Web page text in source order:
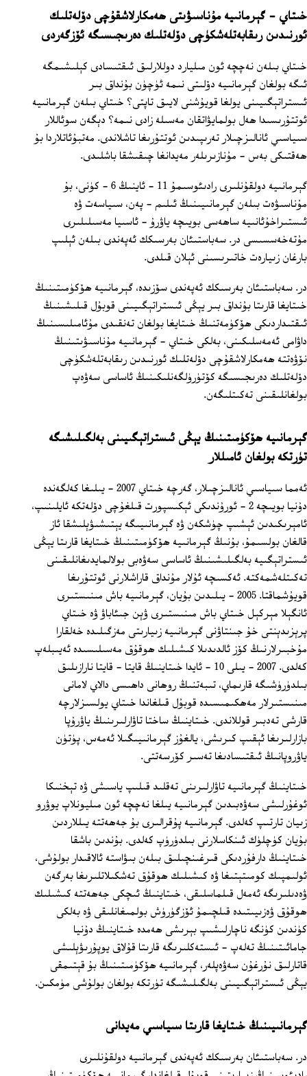
خىتاي - گېرمانىيە مۇناسىۋىتى ھەمكارلاشقۇچى دۆلەتلىك
ئورنىدىن رىقابەتلەشكۈچى دۆلەتلىك دەرىجىسىگە ئۆزگەردى
خىتاي بىلەن نەچچە ئون مىليارد دوللارلىق ئىقتىسادى كېلىشىمگە
ئىگە بولغان گېرمانىيە دۆلىتى نىمە ئۈچۈن بۇنداق بىر
ئىستراتېگىيىنى يولغا قويۇشنى لايىق تاپتى؟ خىتاي بىلەن گېرمانىيە
ئوتتۇرىسىدا ھەل بولمايۋاتقان مەسىلە زادى نىمە؟ دېگەن سوئاللار
سىياسىي ئانالىزچىلار تەرىپىدىن ئوتتۇرىغا تاشلاندى. مەتبۇئاتلاردا بۇ
ھەقتىكى بەس - مۇنازىرىلەر مەيدانغا چىقىشقا باشلىدى.
گېرمانىيە دولقۇنلىرى رادىئوسىمۇ 11 - ئاينىڭ 6 - كۈنى، بۇ
مۇناسىۋەت بىلەن گېرمانىيىنىڭ ئىلىم - پەن، سىياسەت ۋە
ئىستىراخۇئانىيە ساھەسى بويىچە ياۋرۇ - ئاسىيا مەسىلىلىرى
مۇتەخەسسىسى در. سەباستىئان بەرسىكك ئەپەندى بىلەن ئېلىپ
بارغان زىيارەت خاتىرىسىنى ئېلان قىلدى.
در. سەباستىئان بەرسىكك ئەپەندى سۆزىدە، گېرمانىيە ھۆكۈمىتىنىڭ
خىتايغا قارىتا بۇنداق بىر يېڭى ئىستراتېگىيىنى قوبۇل قىلىشىنىڭ
ئىقتىداردىكى ھۆكۈمەتنىڭ خىتايغا بولغان تەنقىدى مۇئامىلىسىنىڭ
داۋامى ئەمەسلىكىنى، بەلكى خىتاي - گېرمانىيە مۇناسىۋىتىنىڭ
نۆۋەتتە ھەمكارلاشقۇچى دۆلەتلىك ئورنىدىن رىقابەتلەشكۈچى
دۆلەتلىك دەرىجىسىگە كۆتۈرۈلگەنلىكىنىڭ ئاساسى سەۋەپ
بولغانلىقىنى تەكىتلىگەن.
گېرمانىيە ھۆكۈمىتىنىڭ يېڭى ئىستراتېگىيىنى بەلگىلىشىگە
تۈرتكە بولغان ئامىللار
ئەمما سىياسىي ئانالىزچىلار، گەرچە خىتاي 2007 - يىلىغا كەلگەندە
دۇنيا بويىچە 2 - ئورۇندىكى ئېكىسپورت قىلغۇچى دۆلەتكە ئايلىنىپ،
ئامېرىكىدىن ئېشىپ چۈشكەن ۋە گېرمانىيىگە يېتىشىۋېلىشقا ئاز
قالغان بولسىمۇ، بۇنىڭ گېرمانىيە ھۆكۈمىتىنىڭ خىتايغا قارىتا يېڭى
ئىستراتېگىيە بەلگىلىشىنىڭ ئاساسى سەۋەبى بولالمايدىغانلىقىنى
تەكىتلەشمەكتە. ئەكسىچە ئۇلار مۇنداق قاراشلارنى ئوتتۇرىغا
قويۇشماقتا. 2005 - يىلىدىن بۇيان، گېرمانىيە باش مىنىستىرى
ئانگېلا مېركېل خىتاي باش مىنىستىرى ۋېن جىئاباۋ ۋە خىتاي
پرېزىدېنتى خۇ جىنتاۋنى گېرمانىيە زىيارىتى مەزگىلىدە خەلقارا
مۇخبىرلارنىڭ كۆز ئالدىدىلا كىشىلىك ھوقۇق مەسىلىسىدە ئەيىبلەپ
كەلدى. 2007 - يىلى 10 - ئايدا خىتاينىڭ قايتا - قايتا نارازىلىق
بىلدۈرۈشىگە قارىماي، تىبەتنىڭ روھانى داھىسى دالاي لامانى
مىنىستىرلار مەھكىمىسىدە قوبۇل قىلغاندا خىتاي يولسىزلارچە
قارشى تەدبىر قوللاندى. خىتاينىڭ ساختا تاۋارلىرىنىڭ ياۋرۇپا
بازارلىرىغا ئېقىپ كىرىشى، يالغۇز گېرمانىيىگىلا ئەمەس، پۈتۈن
ياۋروپانىڭ ئىقتىسادىغا تەسىر كۆرسەتتى.
خىتاينىڭ گېرمانىيە تاۋارلىرىنى تەقلىد قىلىپ ياسىشى ۋە تېخنىكا
ئوغۇرلىشى سەۋەبىدىن گېرمانىيە يىلغا نەچچە ئون مىليونلاپ يوۋرو
زىيان تارتىپ كەلدى. گېرمانىيە پۇقرالىرى بۇ جەھەتتە يىللاردىن
بۇيان كۈچلۈك ئىنكاسلارنى بىلدۈرۈپ كەلدى. بۇندىن باشقا
خىتاينىڭ دارفۇردىكى قىرغىنچىلىق بىلەن بىۋاستە ئالاقىدار بولۇشى،
ئولىمپىك كومىتېتىغا ۋە كىشىلىك ھوقۇق تەشكىلاتلىرىغا بەرگەن
ۋەدىلىرىگە ئەمەل قىلماسلىقى، خىتاينىڭ ئىچكى جەھەتتە كىشىلىك
ھوقۇق ۋەزىيىتىدە قىلچىمۇ ئۆزگۈرۈش بولمىغانلىقى ۋە بەلكى
كۈندىن كۈنگە ناچارلىشىپ بېرىشى ھەمدە خىتاينىڭ دۇنيا
جامائىتىنىڭ تەلەپ - ئىستەكلىرىگە قارىتا قۇلاق يوپۇرىۋېلىشى
قاتارلىق نۇرغۇن سەۋەپلەر، گېرمانىيە ھۆكۈمىتىنىڭ بۇ قېتىمقى
يېڭى ئىستراتېگىيىنى بەلگىلىشىگە تۈرتكە بولغان بولۇشى مۈمكىن.
گېرمانىيىنىڭ خىتايغا قارىتا سىياسىي مەيدانى
در. سەباستىئان بەرسىكك ئەپەندى گېرمانىيە دولقۇنلىرى